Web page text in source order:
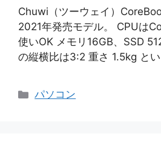
Chuwi（ツーウェイ）
2021年発売モデル。 CPUは
使いOK メモリ16GB、SSD
の縦横比は3:2 重さ 1.5kg と
カ
パソコン